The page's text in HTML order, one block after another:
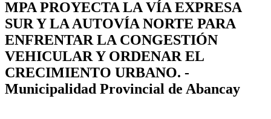
MPA PROYECTA LA VÍA EXPRESA
SUR Y LA AUTOVÍA NORTE PARA
ENFRENTAR LA CONGESTIÓN
VEHICULAR Y ORDENAR EL
CRECIMIENTO URBANO. -
Municipalidad Provincial de Abancay